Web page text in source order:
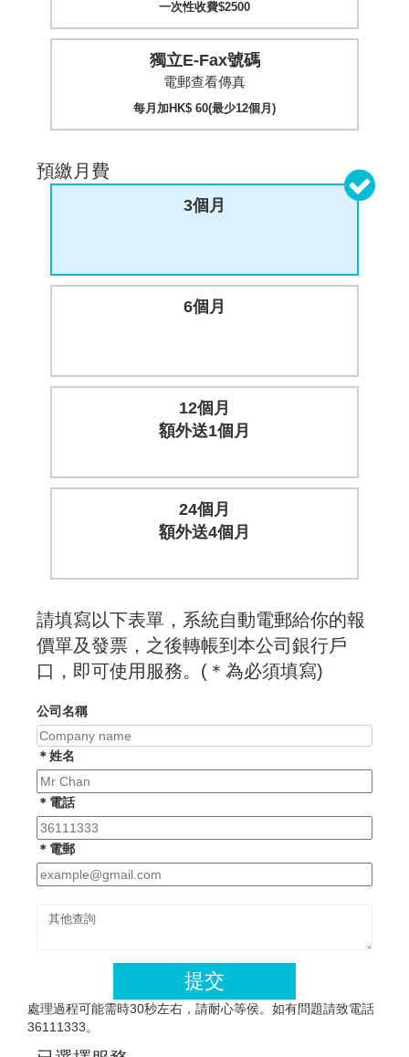
一次性收費$2500
獨立E-Fax號碼
電郵查看傳真
每月加HK$ 60(最少12個月)
預繳月費
3個月
6個月
12個月
額外送1個月
24個月
額外送4個月
請填寫以下表單，系統自動電郵給你的報
價單及發票，之後轉帳到本公司銀行戶
口，即可使用服務。(＊為必須填寫)
公司名稱
＊姓名
＊電話
＊電郵
提交
處理過程可能需時30秒左右，請耐心等侯。如有問題請致電話
36111333。